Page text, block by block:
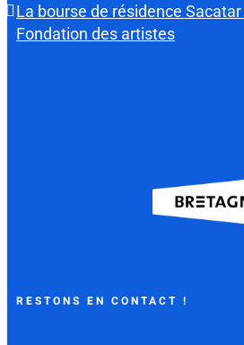
La bourse de résidence
Fondation des artistes
RESTONS EN CONTACT !